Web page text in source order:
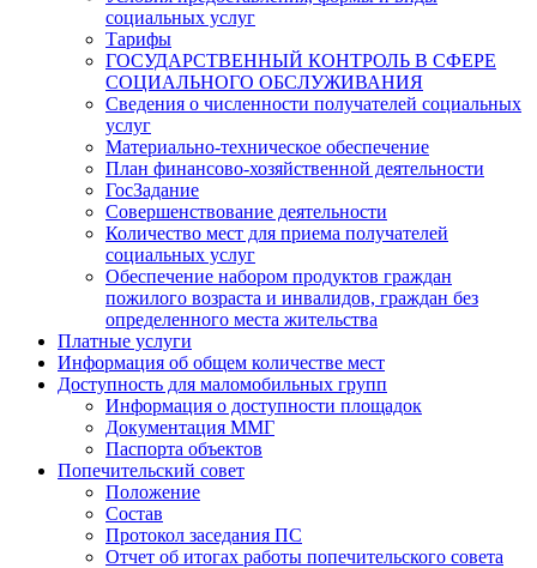
социальных услуг
Тарифы
ГОСУДАРСТВЕННЫЙ КОНТРОЛЬ В СФЕРЕ
СОЦИАЛЬНОГО ОБСЛУЖИВАНИЯ
Сведения о численности получателей социальных
услуг
Материально-техническое обеспечение
План финансово-хозяйственной деятельности
ГосЗадание
Совершенствование деятельности
Количество мест для приема получателей
социальных услуг
Обеспечение набором продуктов граждан
пожилого возраста и инвалидов, граждан без
определенного места жительства
Платные услуги
Информация об общем количестве мест
Доступность для маломобильных групп
Информация о доступности площадок
Документация ММГ
Паспорта объектов
Попечительский совет
Положение
Состав
Протокол заседания ПС
Отчет об итогах работы попечительского совета